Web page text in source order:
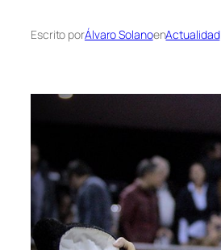
Escrito porÁlvaro SolanoenActualidad